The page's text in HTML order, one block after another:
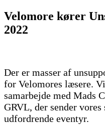
Velomore kører
2022
Der er masser af
for Velomores læsere.
samarbejde med Mads
GRVL, der sender
udfordrende eventyr.